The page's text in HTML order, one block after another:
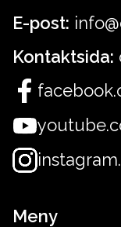
E-post:
Kontaktsida:
Meny